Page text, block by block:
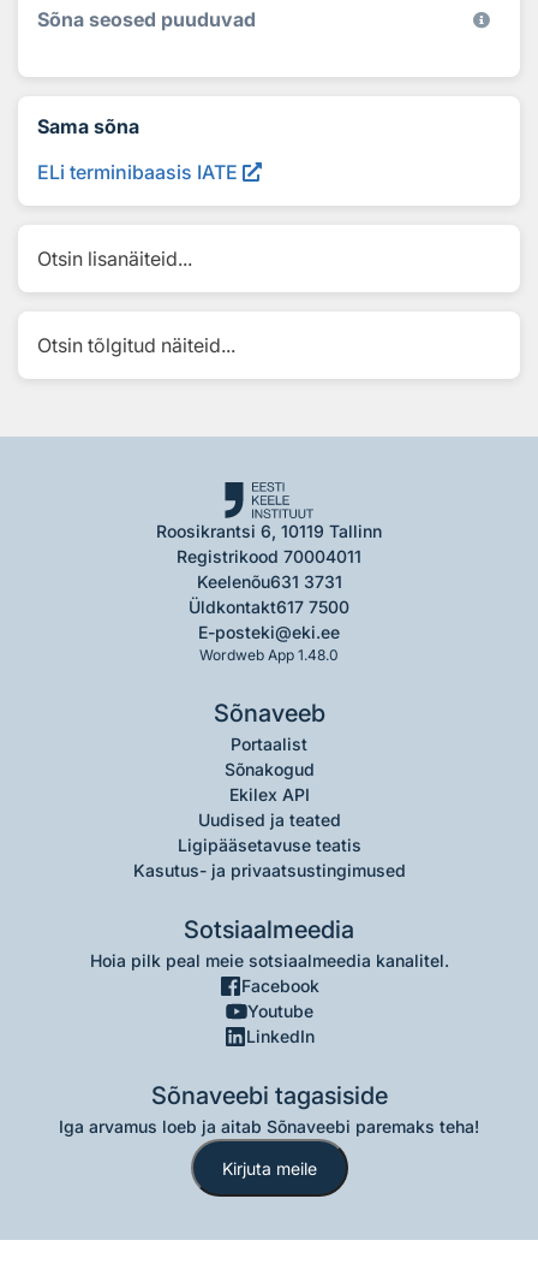
Sõna seosed puuduvad
Sama sõna
ELi terminibaasis IATE
Otsin lisanäiteid...
Otsin tõlgitud näiteid...
Roosikrantsi 6, 10119 Tallinn
Registrikood 70004011
Keelenõu631 3731
Üldkontakt617 7500
E-posteki@eki.ee
Wordweb App 1.48.0
Sõnaveeb
Portaalist
Sõnakogud
Ekilex API
Uudised ja teated
Ligipääsetavuse teatis
Kasutus- ja privaatsustingimused
Sotsiaalmeedia
Hoia pilk peal meie sotsiaalmeedia kanalitel.
Facebook
Youtube
LinkedIn
Sõnaveebi tagasiside
Iga arvamus loeb ja aitab Sõnaveebi paremaks teha!
Kirjuta meile